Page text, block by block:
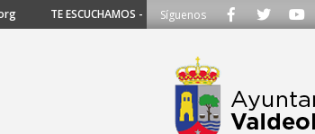
TE ESCUCHAMOS - Llámanos al 91 620 21 53 o
Síguenos